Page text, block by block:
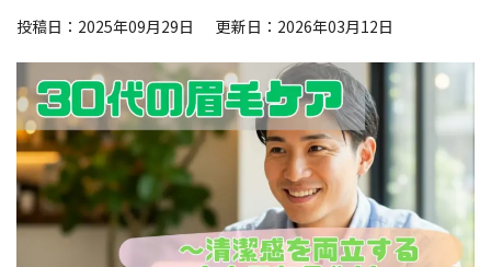
よくある質問
眉学
Web予約
投稿日：2025年09月29日 更新日：2026年03月12日